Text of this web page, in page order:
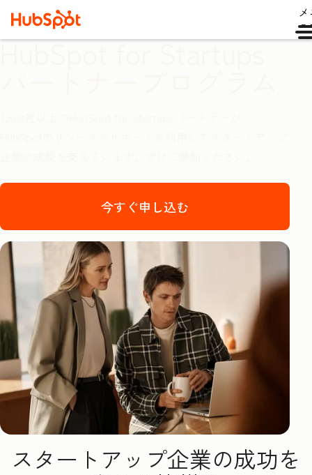
HubSpot for Startups
今すぐ申し込む
スタートアップ企業の成功を